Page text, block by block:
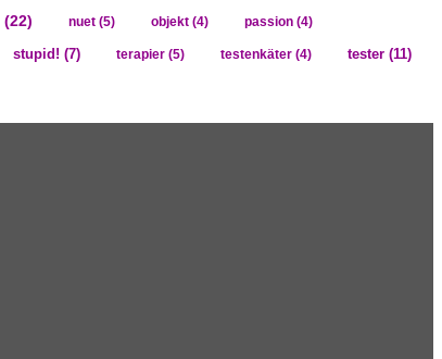
(22) nuet (5) objekt (4) passion (4)
stupid! (7) terapier (5) testenkäter (4) tester (11)